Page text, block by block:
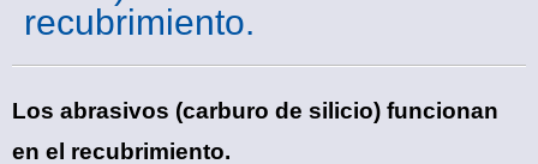
recubrimiento.
Los abrasivos (carburo de silicio) funcionan
en el recubrimiento.